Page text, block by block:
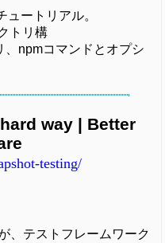
ートリアル。
トリ構
、npmコマンドとオプシ
way | Better
testing/
、テストフレームワーク